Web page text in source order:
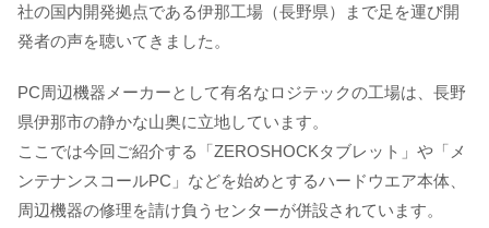
社の国内開発拠点である伊那工場（長野県）まで足を運び開
発者の声を聴いてきました。
PC周辺機器メーカーとして有名なロジテックの工場は、長野
県伊那市の静かな山奥に立地しています。
ここでは今回ご紹介する「ZEROSHOCKタブレット」や「メ
ンテナンスコールPC」などを始めとするハードウエア本体、
周辺機器の修理を請け負うセンターが併設されています。